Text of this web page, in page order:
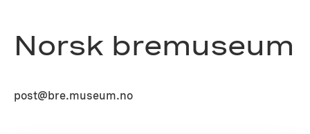
Norsk bremuseum
post@bre.museum.no